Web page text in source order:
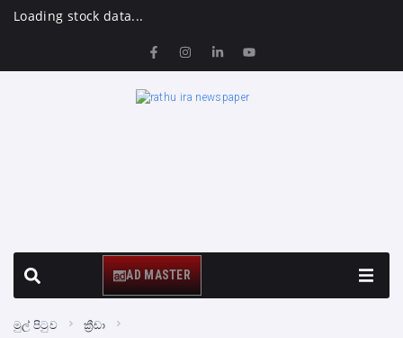
Loading stock data...
AD MASTER
මුල් පිටුව
ක්‍රීඩා